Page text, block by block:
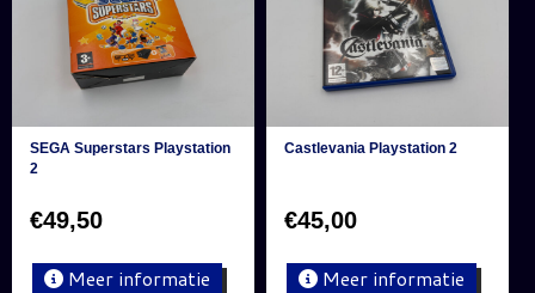
SEGA Superstars Playstation
2
€49,50
Meer informatie
Castlevania Playstation 2
€45,00
Meer informatie